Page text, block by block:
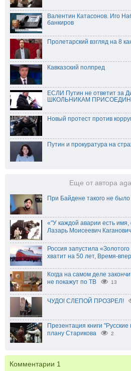
Валентин Катасонов. Иго
банкиров
Пролетарский взгляд на 8
Кавказский полпред
ЕСЛИ Путин не ответит
ШКОЛЬНИКАМ
Новый протест против
Путин и прокуратура на
Еще от автора
При Байдене такого не было
«"У каждой аварии есть
Лазарь Моисеевич
Россия запустила
хватит на 50 лет, Время-
Когда на самом деле
не покажут по ТВ
13
ЧУДО! СЛЕПОЙ ПРОЗРЕЛ!
Презентация книги
плану Старикова
2
Комментарии 1